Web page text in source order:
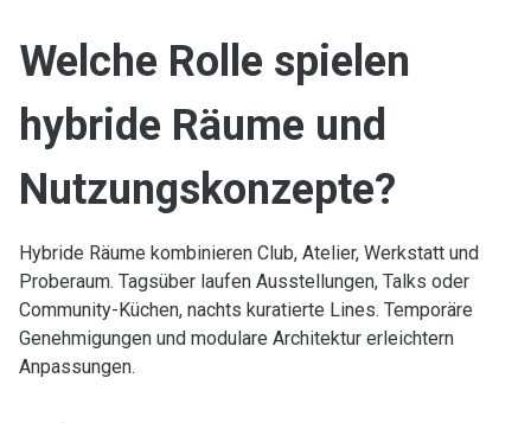
Welche Rolle spielen
hybride Räume und
Nutzungskonzepte?
Hybride Räume kombinieren Club, Atelier, Werkstatt und
Proberaum. Tagsüber laufen Ausstellungen, Talks oder
Community-Küchen, nachts kuratierte Lines. Temporäre
Genehmigungen und modulare Architektur erleichtern
Anpassungen.